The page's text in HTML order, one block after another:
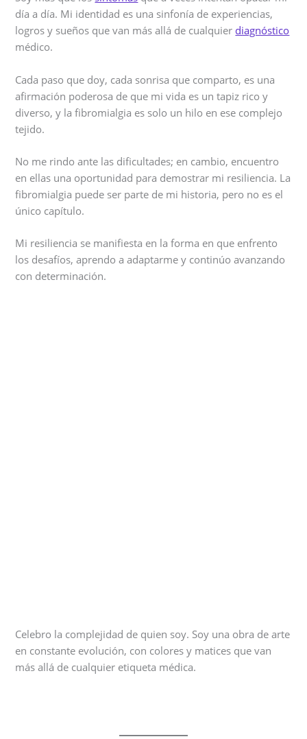
día a día. Mi identidad es una sinfonía de experiencias,
logros y sueños que van más allá de cualquier diagnóstico
médico.
Cada paso que doy, cada sonrisa que comparto, es una
afirmación poderosa de que mi vida es un tapiz rico y
diverso, y la fibromialgia es solo un hilo en ese complejo
tejido.
No me rindo ante las dificultades; en cambio, encuentro
en ellas una oportunidad para demostrar mi resiliencia. La
fibromialgia puede ser parte de mi historia, pero no es el
único capítulo.
Mi resiliencia se manifiesta en la forma en que enfrento
los desafíos, aprendo a adaptarme y continúo avanzando
con determinación.
Celebro la complejidad de quien soy. Soy una obra de arte
en constante evolución, con colores y matices que van
más allá de cualquier etiqueta médica.